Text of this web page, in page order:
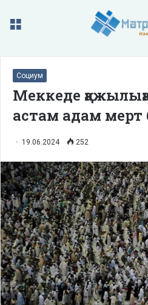
Меню
Социум
Меккеде
астам адам
19.06.2024 252